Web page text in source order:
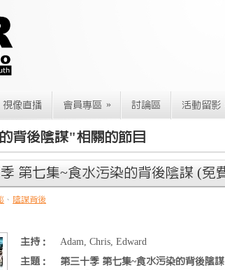
視像直播 會員專區 » 討論區 活動留影
背後陰謀"相關的節目
第七集~食水污染的背後陰謀 (免
、 陰謀背後
主持：
Adam, Chris, Edward
主題：
第三十季 第七集~食水污染的背後陰